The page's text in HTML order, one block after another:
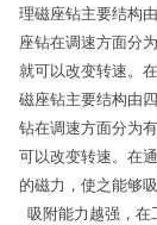
理磁座钻主要结构
座钻在调速方面分
就可以改变转速。
磁座钻主要结构由
钻在调速方面分为
可以改变转速。在
的磁力，使之能够
吸附能力越强，在